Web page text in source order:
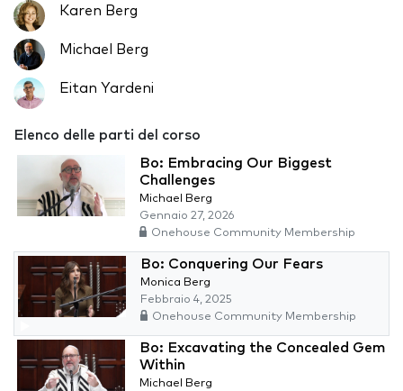
Karen Berg
Michael Berg
Eitan Yardeni
Elenco delle parti del corso
Bo: Embracing Our Biggest
Challenges
Michael Berg
Gennaio 27, 2026
Onehouse Community Membership
Bo: Conquering Our Fears
Monica Berg
Febbraio 4, 2025
Onehouse Community Membership
Bo: Excavating the Concealed Gem
Within
Michael Berg